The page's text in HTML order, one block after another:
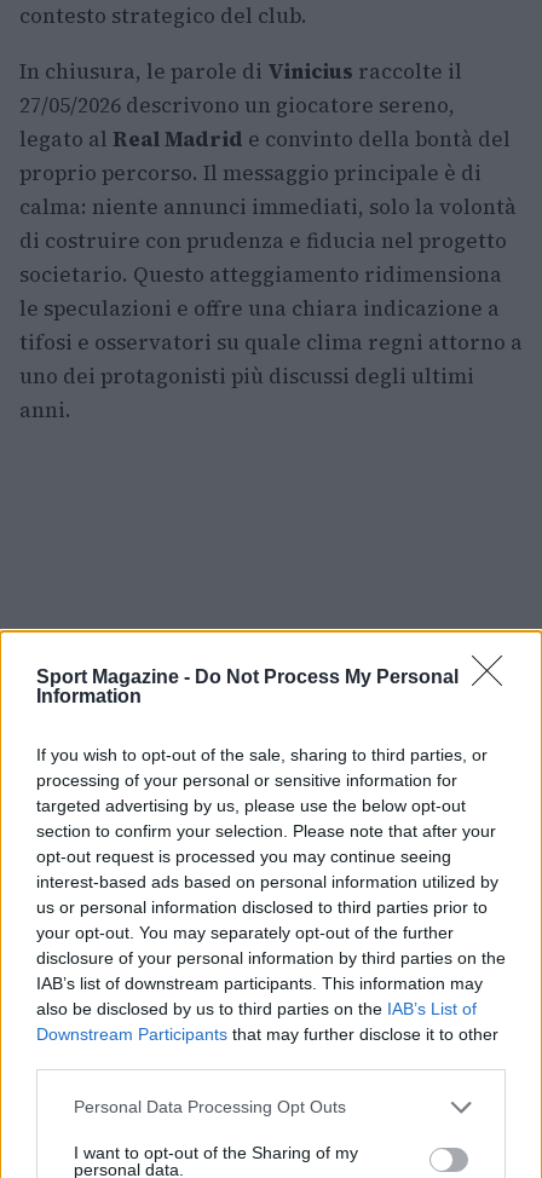
Sport Magazine - Do Not Process My Personal
Information
If you wish to opt-out of the sale, sharing to third parties, or
processing of your personal or sensitive information for
targeted advertising by us, please use the below opt-out
section to confirm your selection. Please note that after your
opt-out request is processed you may continue seeing
interest-based ads based on personal information utilized by
us or personal information disclosed to third parties prior to
your opt-out. You may separately opt-out of the further
disclosure of your personal information by third parties on the
IAB’s list of downstream participants. This information may
also be disclosed by us to third parties on the IAB’s List of
Downstream Participants that may further disclose it to other
Please note that this website/app uses one or more Google
not limited to your visit or usage behaviour. You may click to
Personal Data Processing Opt Outs
I want to opt-out of the Sharing of my
personal data.
contesto strategico del club.
In chiusura, le parole di Vinicius raccolte il
27/05/2026 descrivono un giocatore sereno,
legato al Real Madrid e convinto della bontà del
proprio percorso. Il messaggio principale è di
calma: niente annunci immediati, solo la volontà
di costruire con prudenza e fiducia nel progetto
societario. Questo atteggiamento ridimensiona
le speculazioni e offre una chiara indicazione a
tifosi e osservatori su quale clima regni attorno a
uno dei protagonisti più discussi degli ultimi
anni.
AUTORE
Ilaria Mauri
Ilaria Mauri, bolognese, decise di seguire il
giornalismo sportivo dopo una notte al
Dall'Ara durante una partita decisiva: oggi
commenti. In redazione predilige reportage
sul campo e conserva il biglietto di quella